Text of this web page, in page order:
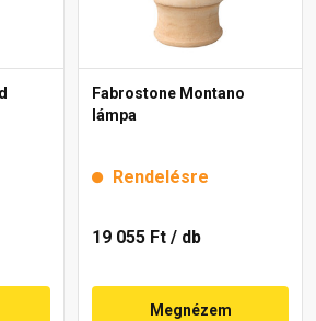
Fabrostone Montano
lámpa
Rendelésre
19 055 Ft / db
Megnézem